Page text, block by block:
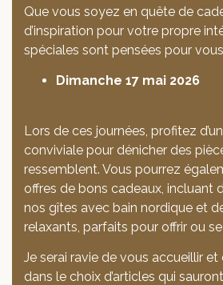
Que vous soyez en quête de
d’inspiration pour votre propre
spéciales sont pensées pour
Dimanche 17 mai 2026
Lors de ces journées, profitez
conviviale pour dénicher des
ressemblent. Vous pourrez
offres de bons cadeaux, incluant
nos gîtes avec bain nordique et
relaxants, parfaits pour offrir ou se
Je serai ravie de vous accueillir
dans le choix d’articles qui